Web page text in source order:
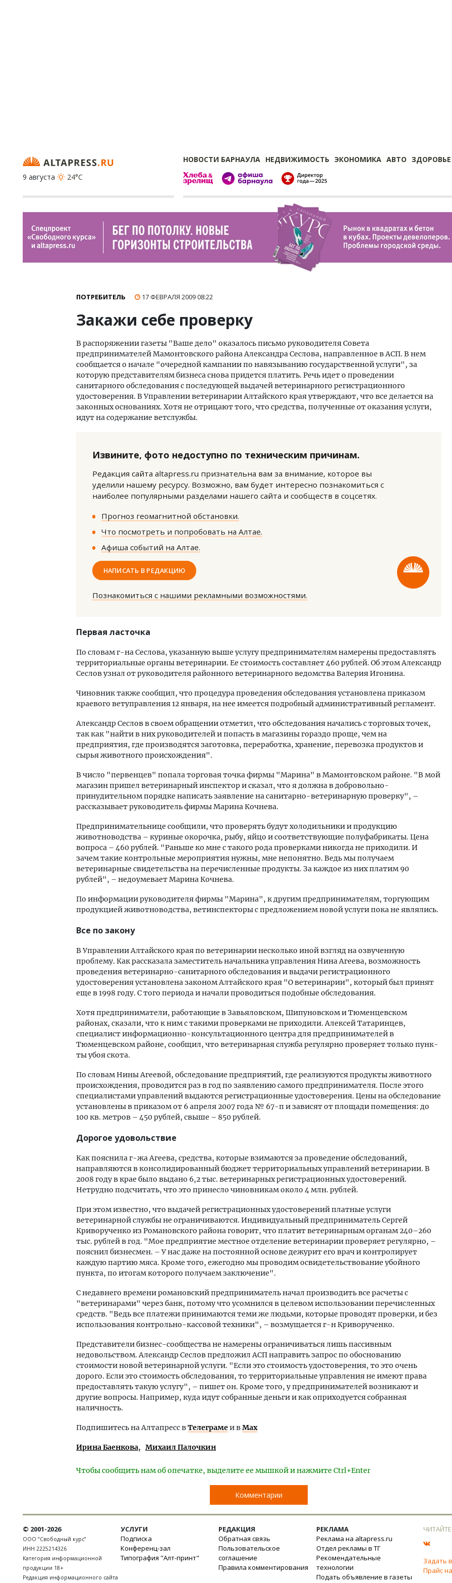
НОВОСТИ БАРНАУЛА НЕДВИЖИМОСТЬ ЭКОНОМИКА АВТО ЗДОРОВЬЕ
9 августа
24°C
ПОТРЕБИТЕЛЬ 17 ФЕВРАЛЯ 200908:22
Закажи себе проверку
В распоряжении газеты "Ваше дело" оказалось письмо руководителя Совета
предпринимателей Мамонтовского района Александра Сеслова, направленное в АСП. В нем
сообщается о начале "очередной кампании по навязыванию государственной услуги", за
которую представителям бизнеса снова придется платить. Речь идет о проведении
санитарного обследования с последующей выдачей ветеринарного регистрационного
удостоверения. В Управлении ветеринарии Алтайского края утверждают, что все делается на
законных основаниях. Хотя не отрицают того, что средства, полученные от оказания услуги,
идут на содержание ветслужбы.
Извините, фото недоступно по техническим причинам.
Редакция сайта altapress.ru признательна вам за внимание, которое вы
уделили нашему ресурсу. Возможно, вам будет интересно познакомиться с
наиболее популярными разделами нашего сайта и сообществ в соцсетях.
Прогноз геомагнитной обстановки.
Что посмотреть и попробовать на Алтае.
Афиша событий на Алтае.
НАПИСАТЬ В РЕДАКЦИЮ
Познакомиться с нашими рекламными возможностями.
Первая ласточка
По словам г-на Сеслова, указанную выше услугу предпринимателям намерены предоставлять
территориальные органы ветеринарии. Ее стоимость составляет 460 рублей. Об этом Александр
Сеслов узнал от руководителя районного ветеринарного ведомстваВалерия Игонина.
Чиновник также сообщил, что процедура проведения обследования установлена приказом
краевого ветуправления 12 января, на нее имеется подробный административный регламент.
Александр Сеслов в своем обращении отметил, что обследования начались с торговых точек,
так как "найти в них руководителей и попасть в магазины гораздо проще, чем на
предприятия, где производятся заготовка, переработка, хранение, перевозка продуктов и
сырья животного происхождения".
В число "первенцев" попала торговая точка фирмы "Марина" в Мамонтовском районе. "В мой
магазин пришел ветеринарный инспектор и сказал, что я должна в добровольно-
принудительном порядке написать заявление на санитарно-ветеринарную проверку", –
рассказывает руководитель фирмыМарина Кочнева.
Предпринимательнице сообщили, что проверять будут холодильники и продукцию
животноводства – куриные окорочка, рыбу, яйцо и соответствующие полуфабрикаты. Цена
вопроса – 460 рублей. "Раньше ко мне с такого рода проверками никогда не приходили. И
зачем такие контрольные мероприятия нужны, мне непонятно. Ведь мы получаем
ветеринарные свидетельства на перечисленные продукты. За каждое из них платим 90
рублей", – недоумевает Марина Кочнева.
По информации руководителя фирмы "Марина", к другим предпринимателям, торгующим
продукцией животноводства, ветинспекторы с предложением новой услуги пока не являлись.
Все по закону
В Управлении Алтайского края по ветеринарии несколько иной взгляд на озвученную
проблему. Как рассказала заместитель начальника управленияНина Агеева, возможность
проведения ветеринарно-санитарного обследования и выдачи регистрационного
удостоверения установлена законом Алтайского края "О ветеринарии", который был принят
еще в 1998 году. С того периода и начали проводиться подобные обследования.
Хотя предприниматели, работающие в Завьяловском, Шипуновском и Тюменцевском
районах, сказали, что к ним с такими проверками не приходили.Алексей Татаринцев,
специалист информационно-консультационного центра для предпринимателей в
Тюменцевском районе, сообщил, что ветеринарная служба регулярно проверяет только пунк­
ты убоя скота.
По словам Нины Агеевой, обследование предприятий, где реализуются продукты животного
происхождения, проводится раз в год по заявлению самого предпринимателя. После этого
специалистами управлений выдаются регистрационные удостоверения. Цены на обследование
установлены в приказом от 6 апреля 2007 года № 67-п и зависят от площади помещения: до
100 кв. метров – 450 рублей, свыше – 850 рублей.
Дорогое удовольствие
Как пояснила г-жа Агеева, средства, которые взимаются за проведение обследований,
направляются в консолидированный бюджет территориальных управлений ветеринарии. В
2008 году в крае было выдано 6,2 тыс. ветеринарных регистрационных удостоверений.
Нетрудно подсчитать, что это принесло чиновникам около 4 млн. рублей.
При этом известно, что выдачей регистрационных удостоверений платные услуги
ветеринарной службы не ограничиваются. Индивидуальный предпринимательСергей
Криворученко из Романовского района говорит, что платит ветеринарным органам 240–260
тыс. рублей в год. "Мое предприятие местное отделение ветеринарии проверяет регулярно, –
пояснил бизнесмен. – У нас даже на постоянной основе дежурит его врач и контролирует
каждую партию мяса. Кроме того, ежегодно мы проводим освидетельствование убойного
пункта, по итогам которого получаем заключение".
С недавнего времени романовский предприниматель начал производить все расчеты с
"ветеринарами" через банк, потому что усомнился в целевом использовании перечисленных
средств. "Ведь все платежи принимаются теми же людьми, которые проводят проверки, и без
использования контрольно-кассовой техники", – возмущается г-н Криворученко.
Представители бизнес-сообщества не намерены ограничиваться лишь пассивным
недовольством. Александр Сеслов предложил АСП направить запрос по обоснованию
стоимости новой ветеринарной услуги. "Если это стоимость удостоверения, то это очень
дорого. Если это стоимость обследования, то территориальные управления не имеют права
предоставлять такую услугу", – пишет он. Кроме того, у предпринимателей возникают и
другие вопросы. Например, куда идут собранные деньги и как оприходуется собранная
наличность.
Подпишитесь на Алтапресс вТелеграмеи вMax
Ирина Баенкова Михаил Палочкин
Чтобы сообщить нам об опечатке, выделите ее мышкой и нажмите Ctrl+Enter
Комментарии
Ищем новые берега. Гендиректор
СТРОИТЕЛЬСТВО
«Белкур» в Белокурихе
ДОМА И КВАРТИРЫ
© 2001-2026
ООО “Свободный курс”
ИНН 2225214326
Категория информационной
продукции 18+
Редакция информационного сайта
УСЛУГИ
Подписка
Конференц-зал
Типография "Алт-принт"
РЕДАКЦИЯ
Обратная связь
Пользовательское
соглашение
Правила комментирования
РЕКЛАМА
Реклама на altapress.ru
Отдел рекламы в ТГ
Рекомендательные
технологии
Подать объявление в газеты
Задать
Прайс